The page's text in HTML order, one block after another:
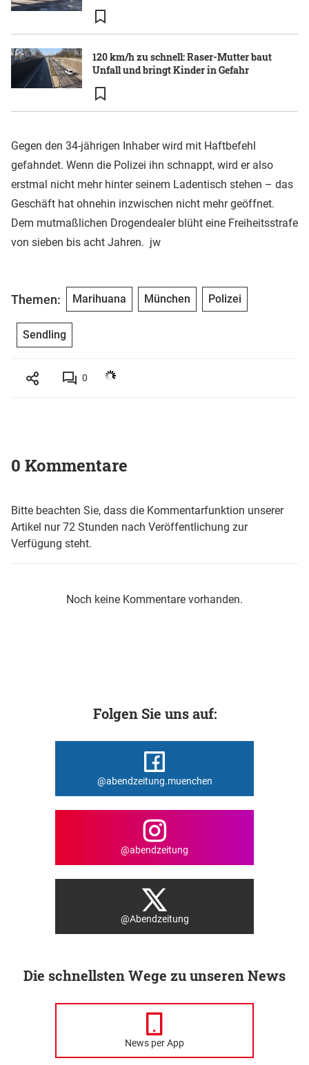
120 km/h zu schnell: Raser-Mutter baut
Unfall und bringt Kinder in Gefahr
Gegen den 34-jährigen Inhaber wird mit Haftbefehl
gefahndet. Wenn die Polizei ihn schnappt, wird er also
erstmal nicht mehr hinter seinem Ladentisch stehen – das
Geschäft hat ohnehin inzwischen nicht mehr geöffnet.
Dem mutmaßlichen Drogendealer blüht eine Freiheitsstrafe
von sieben bis acht Jahren. jw
Themen: Marihuana München Polizei
Sendling
0
0 Kommentare
Bitte beachten Sie, dass die Kommentarfunktion unserer
Artikel nur 72 Stunden nach Veröffentlichung zur
Verfügung steht.
Noch keine Kommentare vorhanden.
Folgen Sie uns auf:
@abendzeitung.muenchen
@abendzeitung
@Abendzeitung
Die schnellsten Wege zu unseren News
News per App